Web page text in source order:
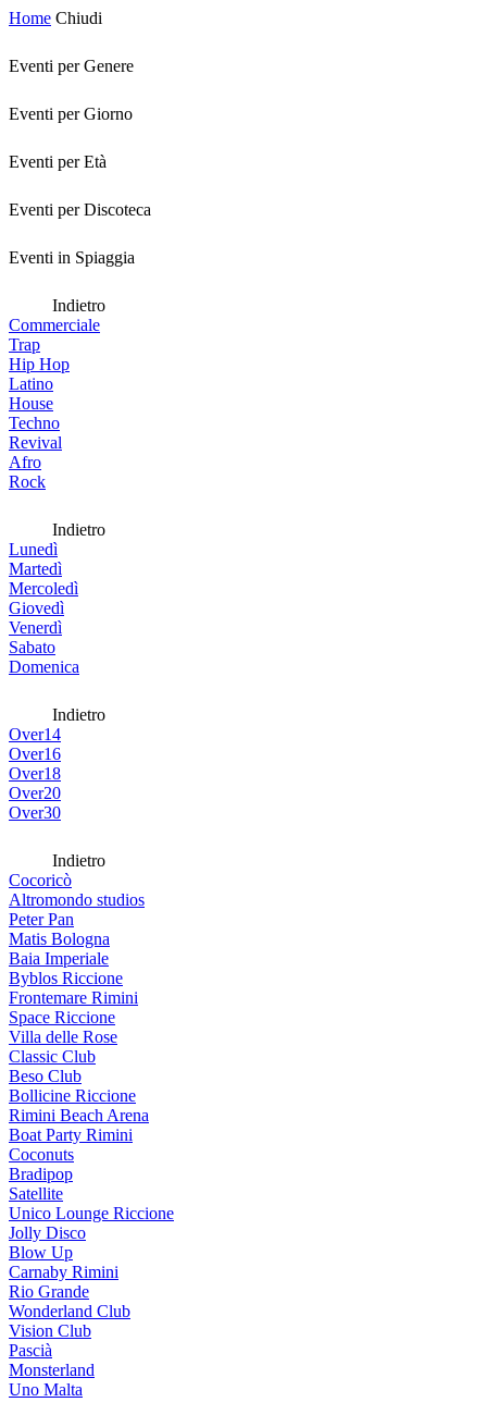
Home Chiudi
Eventi per Genere
Eventi per Giorno
Eventi per Età
Eventi per Discoteca
Eventi in Spiaggia
Indietro
Commerciale
Trap
Hip Hop
Latino
House
Techno
Revival
Afro
Rock
Indietro
Lunedì
Martedì
Mercoledì
Giovedì
Venerdì
Sabato
Domenica
Indietro
Over14
Over16
Over18
Over20
Over30
Indietro
Cocoricò
Altromondo studios
Peter Pan
Matis Bologna
Baia Imperiale
Byblos Riccione
Frontemare Rimini
Space Riccione
Villa delle Rose
Classic Club
Beso Club
Bollicine Riccione
Rimini Beach Arena
Boat Party Rimini
Coconuts
Bradipop
Satellite
Unico Lounge Riccione
Jolly Disco
Blow Up
Carnaby Rimini
Rio Grande
Wonderland Club
Vision Club
Pascià
Monsterland
Uno Malta